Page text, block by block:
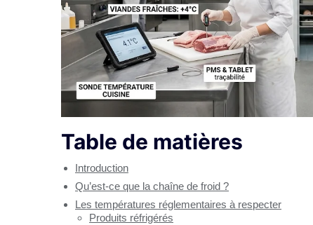
Table de matières
Introduction
Qu’est-ce que la chaîne de froid ?
Les températures réglementaires à respecter
Produits réfrigérés